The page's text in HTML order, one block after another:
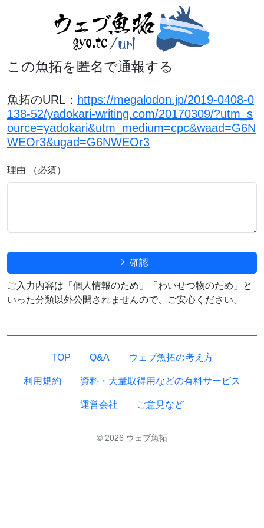
この魚拓を匿名で通報する
魚拓のURL： https://megalodon.jp/2019-0408-0
138-52/yadokari-writing.com/20170309/?utm_s
ource=yadokari&utm_medium=cpc&waad=G6N
WEOr3&ugad=G6NWEOr3
理由 （必須）
確認
ご入力内容は「個人情報のため」「わいせつ物のため」と
いった分類以外公開されませんので、ご安心ください。
TOP Q&A ウェブ魚拓の考え方
利用規約 資料・大量取得用などの有料サービス
運営会社 ご意見など
© 2026 ウェブ魚拓